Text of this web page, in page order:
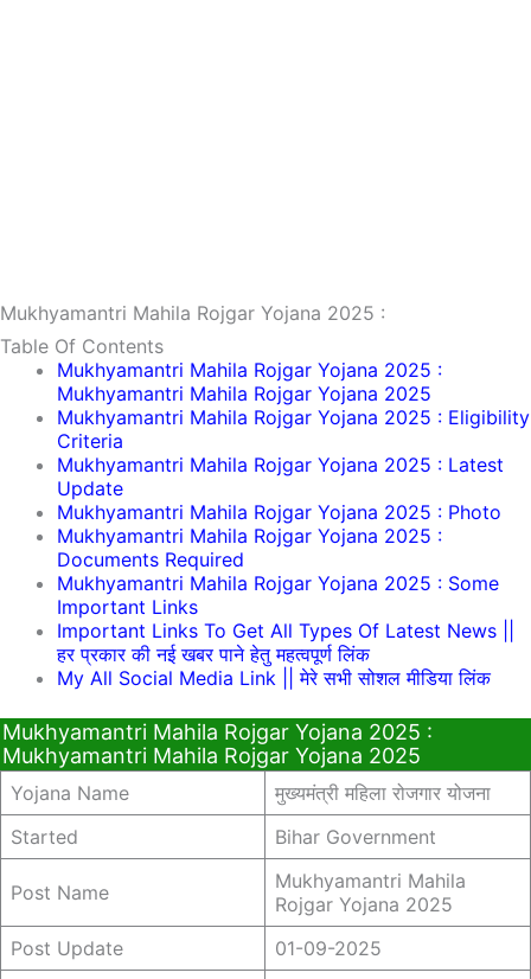
Mukhyamantri Mahila Rojgar Yojana 2025 :
Table Of Contents
Mukhyamantri Mahila Rojgar Yojana 2025 :
Mukhyamantri Mahila Rojgar Yojana 2025
Mukhyamantri Mahila Rojgar Yojana 2025 : Eligibility
Criteria
Mukhyamantri Mahila Rojgar Yojana 2025 : Latest
Update
Mukhyamantri Mahila Rojgar Yojana 2025 : Photo
Mukhyamantri Mahila Rojgar Yojana 2025 :
Documents Required
Mukhyamantri Mahila Rojgar Yojana 2025 : Some
Important Links
Important Links To Get All Types Of Latest News ||
हर प्रकार की नई खबर पाने हेतु महत्वपूर्ण लिंक
My All Social Media Link || मेरे सभी सोशल मीडिया लिंक
Mukhyamantri Mahila Rojgar Yojana 2025 :
Mukhyamantri Mahila Rojgar Yojana 2025
Yojana Name
मुख्यमंत्री महिला रोजगार योजना
Started
Bihar Government
Post Name
Mukhyamantri Mahila
Rojgar Yojana 2025
Post Update
01-09-2025